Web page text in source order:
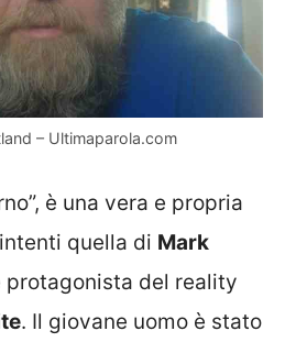
– Ultimaparola.com
è una vera e propria
quella di Mark
protagonista del reality
. Il giovane uomo è stato